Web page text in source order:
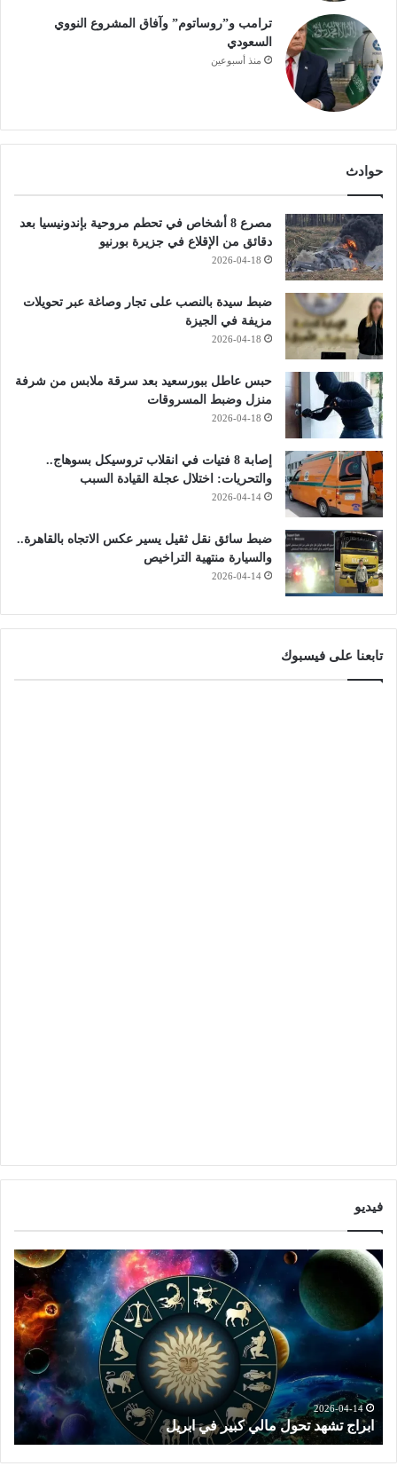
ترامب و”روساتوم” وآفاق المشروع النووي
السعودي
منذ أسبوعين
حوادث
مصرع 8 أشخاص في تحطم مروحية بإندونيسيا بعد
دقائق من الإقلاع في جزيرة بورنيو
2026-04-18
ضبط سيدة بالنصب على تجار وصاغة عبر تحويلات
مزيفة في الجيزة
2026-04-18
حبس عاطل ببورسعيد بعد سرقة ملابس من شرفة
منزل وضبط المسروقات
2026-04-18
إصابة 8 فتيات في انقلاب تروسيكل بسوهاج..
والتحريات: اختلال عجلة القيادة السبب
2026-04-14
ضبط سائق نقل ثقيل يسير عكس الاتجاه بالقاهرة..
والسيارة منتهية التراخيص
2026-04-14
تابعنا على فيسبوك
فيديو
ب
ر
ا
ج
ه
ح
و
2026-04-14
ابراج تشهد تحول مالي كبير في ابريل
ا